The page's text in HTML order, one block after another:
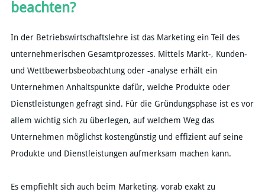
beachten?
In der Betriebswirtschaftslehre ist das Marketing ein Teil des
unternehmerischen Gesamtprozesses. Mittels Markt-, Kunden-
und Wettbewerbsbeobachtung oder -analyse erhält ein
Unternehmen Anhaltspunkte dafür, welche Produkte oder
Dienstleistungen gefragt sind. Für die Gründungsphase ist es vor
allem wichtig sich zu überlegen, auf welchem Weg das
Unternehmen möglichst kostengünstig und effizient auf seine
Produkte und Dienstleistungen aufmerksam machen kann.
Es empfiehlt sich auch beim Marketing, vorab exakt zu